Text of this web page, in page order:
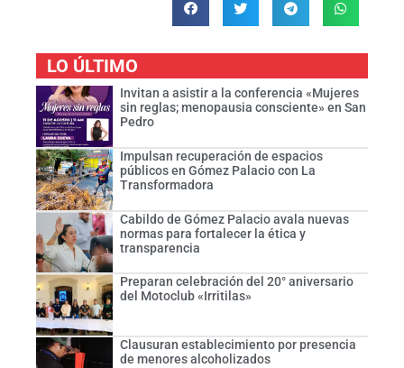
LO ÚLTIMO
Invitan a asistir a la conferencia «Mujeres
sin reglas; menopausia consciente» en San
Pedro
Impulsan recuperación de espacios
públicos en Gómez Palacio con La
Transformadora
Cabildo de Gómez Palacio avala nuevas
normas para fortalecer la ética y
transparencia
Preparan celebración del 20° aniversario
del Motoclub «Irritilas»
Clausuran establecimiento por presencia
de menores alcoholizados